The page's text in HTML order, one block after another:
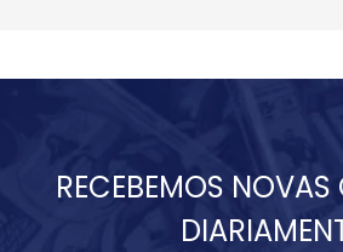
RECEBEMOS NOVAS